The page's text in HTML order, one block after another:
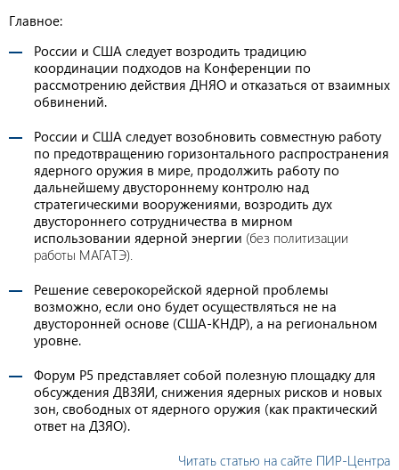
Главное:
России и США следует возродить традицию
координации подходов на Конференции по
рассмотрению действия ДНЯО и отказаться от взаимных
обвинений.
России и США следует возобновить совместную работу
по предотвращению горизонтального распространения
ядерного оружия в мире, продолжить работу по
дальнейшему двустороннему контролю над
стратегическими вооружениями, возродить дух
двустороннего сотрудничества в мирном
использовании ядерной энергии (без политизации
работы МАГАТЭ).
Решение северокорейской ядерной проблемы
возможно, если оно будет осуществляться не на
двусторонней основе (США-КНДР), а на региональном
уровне.
Форум P5 представляет собой полезную площадку для
обсуждения ДВЗЯИ, снижения ядерных рисков и новых
зон, свободных от ядерного оружия (как практический
ответ на ДЗЯО).
Читать статью на сайте ПИР-Центра